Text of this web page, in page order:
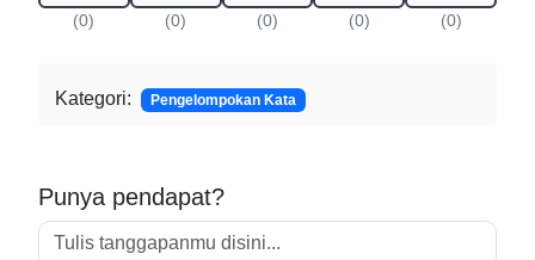
(0) (0) (0) (0) (0)
Kategori: Pengelompokan Kata
Punya pendapat?